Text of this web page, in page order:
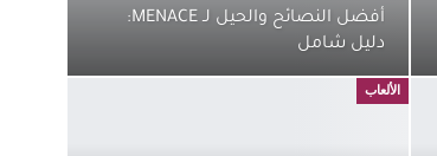
أفضل النصائح والحيل لـ MENACE:
دليل شامل
الألعاب